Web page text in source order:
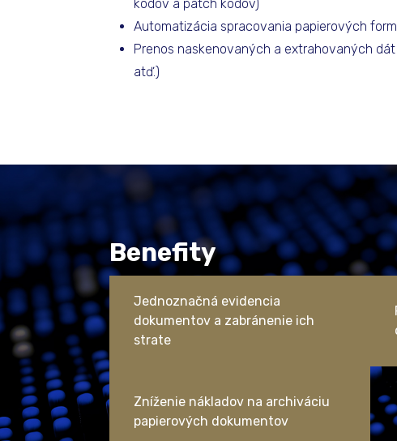
kódov a patch kódov)
Automatizácia spracovania papierových
Prenos naskenovaných a extrahovaných
atď.)
Benefity
Jednoznačná evidencia
dokumentov a zabránenie ich
strate
Zníženie nákladov na archiváciu
papierových dokumentov